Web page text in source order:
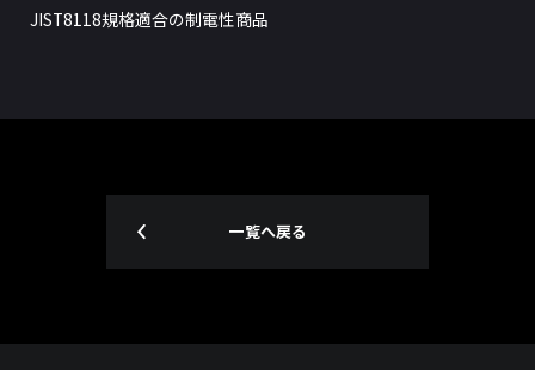
JIST8118規格適合の制電性商品
一覧へ戻る